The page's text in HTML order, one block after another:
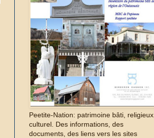
Peetite-Nation: patrimoine bâti, religieux,
culturel. Des informations, des
documents, des liens vers les sites